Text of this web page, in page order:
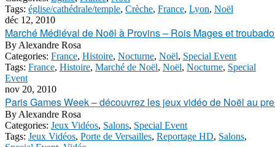
Tags: église/cathédrale/temple, Crèche, France, Lyon, Noël
déc 12, 2010
Marché Médiéval de Noël à Provins – Rois Mages et
By Alexandre Rosa
Categories: France, Histoire, Nocturne, Noël, Special Event
Tags: France, Histoire, Marché de Noël, Noël, Nocturne, Special
Event
nov 20, 2010
Paris Games Week – découvrez les jeux vidéo de Noël au
By Alexandre Rosa
Categories: Jeux Vidéos, Salons, Special Event
Tags: Jeux Vidéos, Porte de Versailles, Reportage HD, Salons,